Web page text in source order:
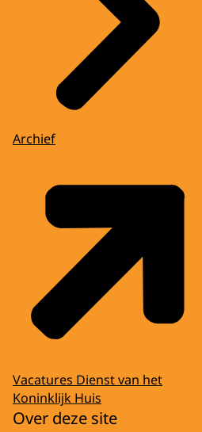
Archief
Vacatures Dienst van het
Koninklijk Huis
Over deze site